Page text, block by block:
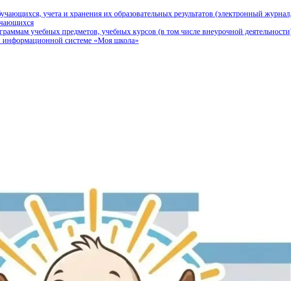
учета и хранения их образовательных результатов (электронный
учебных предметов, учебных курсов (в том числе внеурочной
информационной системе «Моя школа»